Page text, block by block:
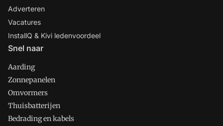
Adverteren
Vacatures
InstallQ & Kivi ledenvoordeel
Snel naar
Aarding
Zonnepanelen
Omvormers
Thuisbatterijen
Bedrading en kabels